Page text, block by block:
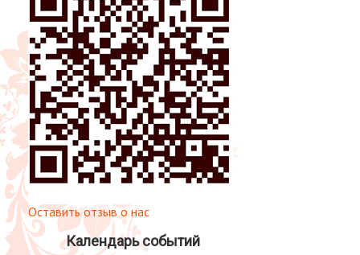
Оставить отзыв о нас
Календарь событий